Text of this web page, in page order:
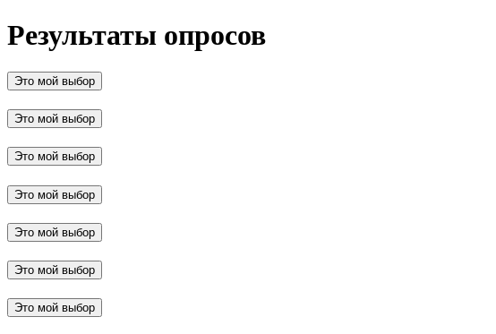
Результаты опросов